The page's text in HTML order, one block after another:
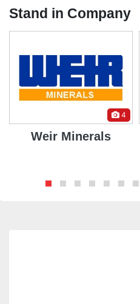
Stand in Company
4
Weir Minerals